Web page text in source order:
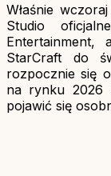
Właśnie
Studio
Entertainment,
StarCraft do
rozpocznie się
na rynku 2026
pojawić się